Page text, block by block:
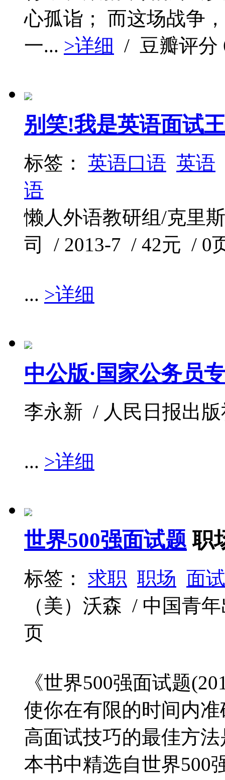
心孤诣； 而这场战争
一... >详细 / 豆瓣评分
别笑!我是英语面试王
标签： 英语口语 英语
语
懒人外语教研组/克里
司 / 2013-7 / 42元 / 0
... >详细
中公版·国家公务员
李永新 / 人民日报出
... >详细
世界500强面试题 职
标签： 求职 职场 面试
（美）沃森 / 中国青
页
《世界500强面试题
使你在有限的时间内
高面试技巧的最佳方
本书中精选自世界500